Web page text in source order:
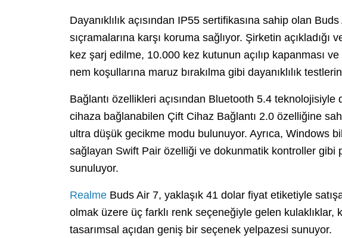
Dayanıklılık açısından IP55 sertifikasına sahip olan
sıçramalarına karşı koruma sağlıyor. Şirketin açıkladığı
kez şarj edilme, 10.000 kez kutunun açılıp kapanması ve
nem koşullarına maruz bırakılma gibi dayanıklılık
Bağlantı özellikleri açısından Bluetooth 5.4 teknolojisiyle
cihaza bağlanabilen Çift Cihaz Bağlantı 2.0 özelliğine
ultra düşük gecikme modu bulunuyor. Ayrıca, Windows
sağlayan Swift Pair özelliği ve dokunmatik kontroller gibi
sunuluyor.
Realme Buds Air 7, yaklaşık 41 dolar fiyat etiketiyle
olmak üzere üç farklı renk seçeneğiyle gelen kulaklıklar,
tasarımsal açıdan geniş bir seçenek yelpazesi sunuyor.